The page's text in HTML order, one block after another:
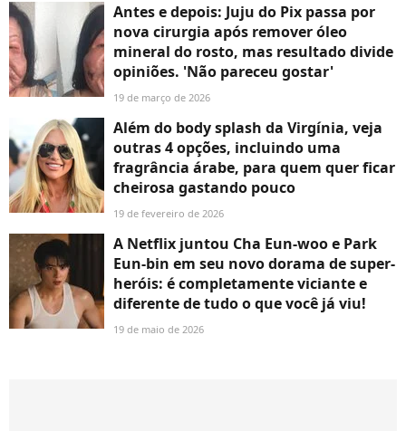
Antes e depois: Juju do Pix passa por
nova cirurgia após remover óleo
mineral do rosto, mas resultado divide
opiniões. 'Não pareceu gostar'
19 de março de 2026
Além do body splash da Virgínia, veja
outras 4 opções, incluindo uma
fragrância árabe, para quem quer ficar
cheirosa gastando pouco
19 de fevereiro de 2026
A Netflix juntou Cha Eun-woo e Park
Eun-bin em seu novo dorama de super-
heróis: é completamente viciante e
diferente de tudo o que você já viu!
19 de maio de 2026